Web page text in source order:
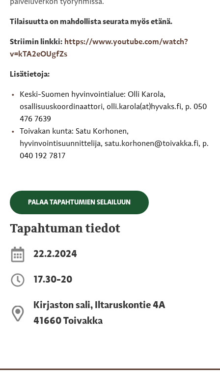
palveluverkon työryhmissä.
Tilaisuutta on mahdollista seurata myös etänä.
Striimin linkki: https://www.youtube.com/watch?
v=kTA2eOUgfZs
Lisätietoja:
Keski-Suomen hyvinvointialue: Olli Karola,
osallisuuskoordinaattori, olli.karola(at)hyvaks.fi, p. 050
476 7639
Toivakan kunta: Satu Korhonen,
hyvinvointisuunnittelija, satu.korhonen@toivakka.fi, p.
040 192 7817
PALAA TAPAHTUMIEN SELAILUUN
Tapahtuman tiedot
22.2.2024
17.30-20
Kirjaston sali, Iltaruskontie 4A
41660 Toivakka